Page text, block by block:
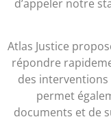
d’appeler notre
Atlas Justice
répondre
des
permet
documents et de